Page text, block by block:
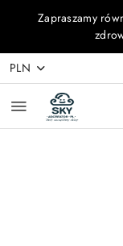
Przejdź do
Przejdź do
Przejdź do
Przejdź do
Przejdź do
Przejdź do
Zapraszamy
PLN